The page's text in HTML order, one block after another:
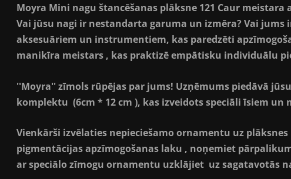
Moyra Mini nagu štancēšanas plāksne 121 Caur meistara
Vai jūsu nagi ir nestandarta garuma un izmēra? Vai
aksesuāriem un instrumentiem, kas paredzēti
manikīra meistars , kas praktizē empātisku individuālu
''Moyra'' zīmols rūpējas par jums! Uzņēmums piedāvā
komplektu (6cm * 12 cm ), kas izveidots speciāli īsiem
Vienkārši izvēlaties nepieciešamo ornamentu uz
pigmentācijas apzīmogošanas laku , noņemiet
ar speciālo zīmogu ornamentu uzklājiet uz sagatavotās